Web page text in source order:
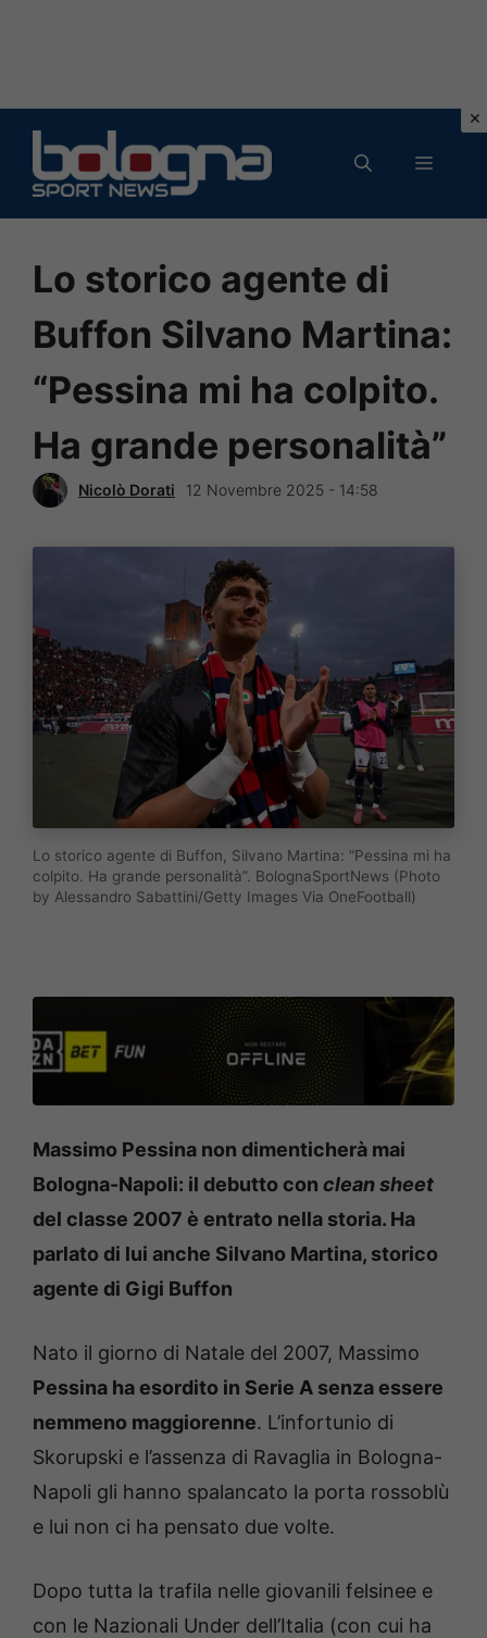
contenuto
MENU
Lo storico agente di
Buffon Silvano Martina:
“Pessina mi ha colpito.
Ha grande personalità”
Nicolò Dorati 12 Novembre 2025 - 14:58
Lo storico agente di Buffon, Silvano Martina: “Pessina mi ha
colpito. Ha grande personalità”. BolognaSportNews (Photo
by Alessandro Sabattini/Getty Images Via OneFootball)
Massimo Pessina non dimenticherà mai
Bologna-Napoli: il debutto con clean sheet
del classe 2007 è entrato nella storia. Ha
parlato di lui anche Silvano Martina, storico
agente di Gigi Buffon
Nato il giorno di Natale del 2007, Massimo
Pessina ha esordito in Serie A senza essere
nemmeno maggiorenne. L’infortunio di
Skorupski e l’assenza di Ravaglia in Bologna-
Napoli gli hanno spalancato la porta rossoblù
e lui non ci ha pensato due volte.
Dopo tutta la trafila nelle giovanili felsinee e
con le Nazionali Under dell’Italia (con cui ha